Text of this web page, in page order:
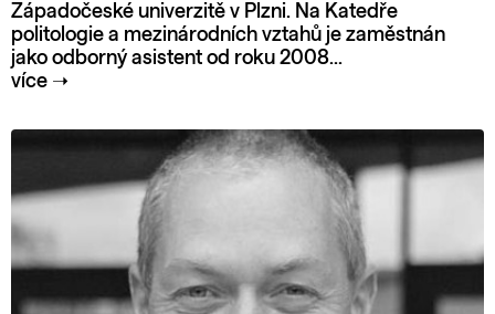
Západočeské univerzitě v Plzni. Na Katedře
politologie a mezinárodních vztahů je zaměstnán
jako odborný asistent od roku 2008...
více ➝